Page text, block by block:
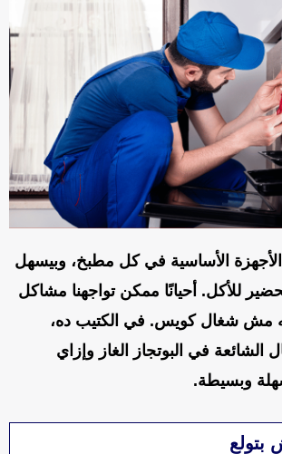
الأجهزة الأساسية في كل مطبخ، وبيسهل
للأكل. أحيانًا ممكن تواجهنا مشاكل
مش شغال كويس. في الكتيب ده،
الشائعة في البوتجاز الغاز وإزاي
وبسيطة.